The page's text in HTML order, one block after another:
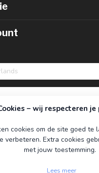
– wij respecteren je
cookies om de site goed te
verbeteren. Extra cookies
met jouw toestemming.
Lees meer